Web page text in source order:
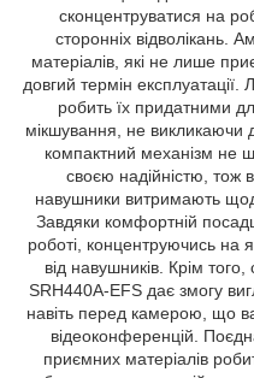
сконцентруватися на
сторонніх відволікань.
матеріалів, які не лише
довгий термін експлуатації.
робить їх придатними
мікшування, не
компактний механізм не
своєю надійністю, тож
навушники витримають
Завдяки комфортній
роботі, концентруючись на
від навушників. Крім
SRH440A-EFS дає змогу
навіть перед камерою, що
відеоконференцій.
приємних матеріалів